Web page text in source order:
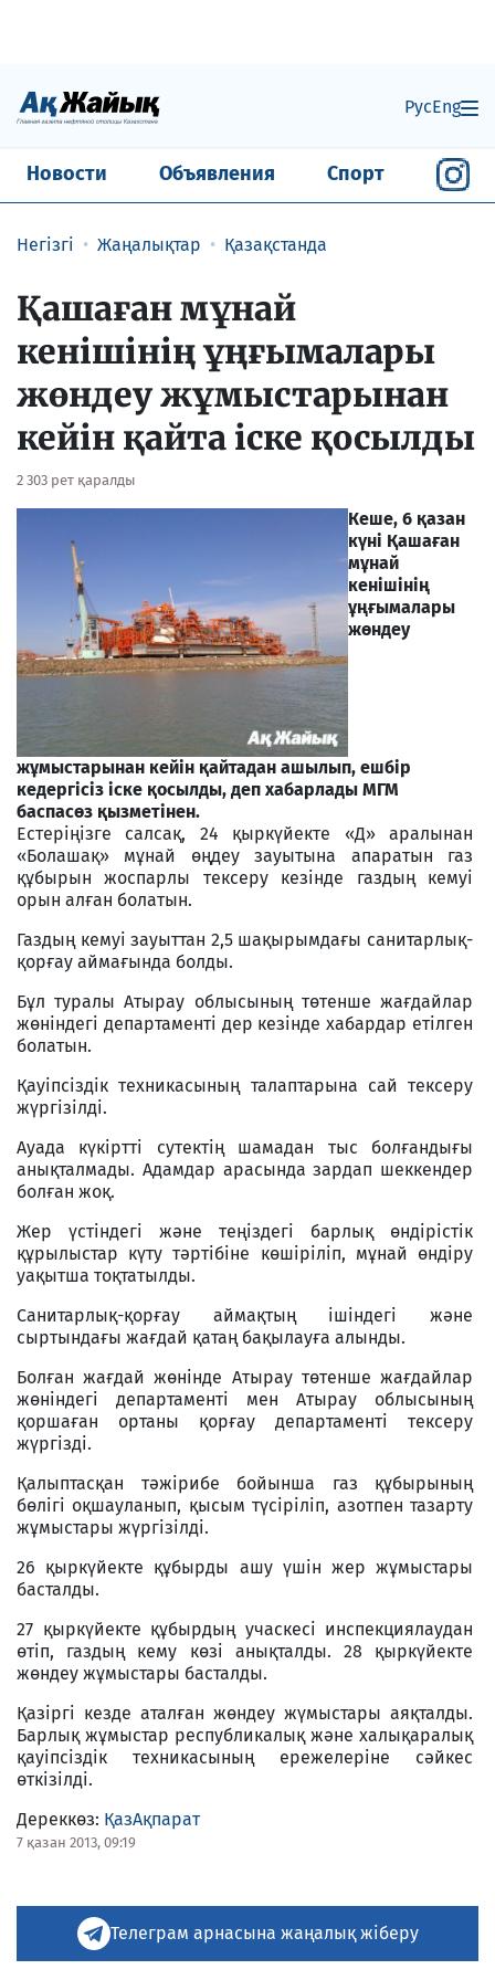
РусEng
Новости Объявления Спорт
Негізгі Жаңалықтар Қазақстанда
Қашаған мұнай
кенішінің ұңғымалары
жөндеу жұмыстарынан
кейін қайта іске қосылды
2 303 рет қаралды
Кеше, 6 қазан
күні Қашаған
мұнай
кенішінің
ұңғымалары
жөндеу
жұмыстарынан кейін қайтадан ашылып, ешбір
кедергісіз іске қосылды, деп хабарлады МГМ
баспасөз қызметінен.
Естеріңізге салсақ, 24 қыркүйекте
«Д» аралынан
«Болашақ» мұнай өңдеу зауытына апаратын газ
құбырын жоспарлы тексеру кезінде
газдың кемуі
орын алған болатын.
Газдың кемуі зауыттан 2,5 шақырымдағы санитарлық-
қорғау аймағында болды.
Бұл туралы Атырау облысының төтенше жағдайлар
жөніндегі департаменті дер кезінде хабардар етілген
болатын.
Қауіпсіздік техникасының талаптарына сай тексеру
жүргізілді.
Ауада күкіртті сутектің шамадан тыс болғандығы
анықталмады. Адамдар арасында зардап шеккендер
болған жоқ.
Жер үстіндегі және теңіздегі барлық өндірістік
құрылыстар күту тәртібіне көшіріліп, мұнай өндіру
уақытша тоқтатылды.
Санитарлық-қорғау аймақтың ішіндегі және
сыртындағы жағдай қатаң бақылауға алынды.
Болған жағдай жөнінде Атырау төтенше жағдайлар
жөніндегі департаменті мен Атырау облысының
қоршаған ортаны қорғау департаменті тексеру
жүргізді.
Қалыптасқан тәжірибе бойынша газ құбырының
бөлігі оқшауланып, қысым түсіріліп, азотпен тазарту
жұмыстары жүргізілді.
26 қыркүйекте құбырды ашу үшін жер жұмыстары
басталды.
27 қыркүйекте құбырдың учаскесі инспекциялаудан
өтіп, газдың кему көзі анықталды. 28 қыркүйекте
жөндеу жұмыстары басталды.
Қазіргі кезде аталған жөндеу жүмыстары аяқталды.
Барлық жұмыстар республикалық және халықаралық
қауіпсіздік техникасының ережелеріне сәйкес
өткізілді.
Дереккөз: ҚазАқпарат
7 қазан 2013, 09:19
Телеграм арнасына жаңалық жіберу